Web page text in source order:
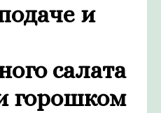
и
салата
горошком